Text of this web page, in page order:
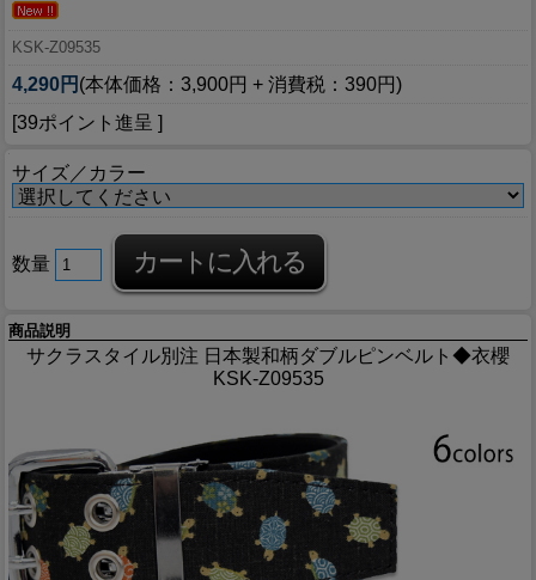
KSK-Z09535
4,290円 (本体価格：3,900円 + 消費税：390円)
[39ポイント進呈 ]
サイズ／カラー
数量
商品説明
サクラスタイル別注 日本製和柄ダブルピンベルト◆衣櫻
KSK-Z09535